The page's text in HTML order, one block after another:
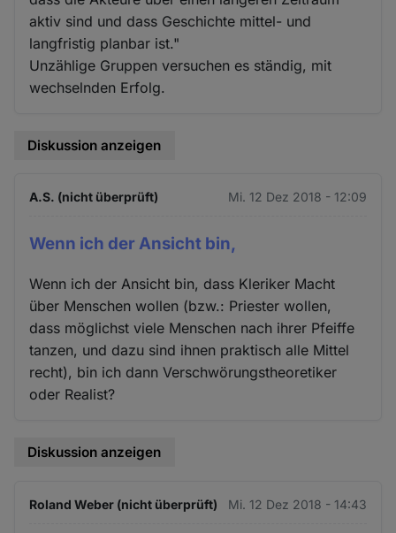
aktiv sind und dass Geschichte mittel- und
langfristig planbar ist."
Unzählige Gruppen versuchen es ständig, mit
wechselnden Erfolg.
Diskussion anzeigen
A.S. (nicht überprüft) Mi. 12 Dez 2018 - 12:09
Wenn ich der Ansicht bin,
Wenn ich der Ansicht bin, dass Kleriker Macht
über Menschen wollen (bzw.: Priester wollen,
dass möglichst viele Menschen nach ihrer Pfeiffe
tanzen, und dazu sind ihnen praktisch alle Mittel
recht), bin ich dann Verschwörungstheoretiker
oder Realist?
Diskussion anzeigen
Roland Weber (nicht überprüft) Mi. 12 Dez 2018 - 14:43